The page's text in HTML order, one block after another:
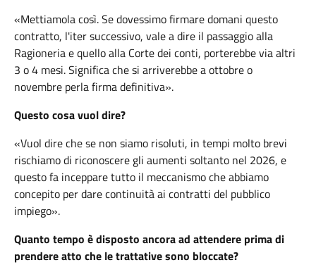
«Mettiamola così. Se dovessimo firmare domani questo
contratto, l'iter successivo, vale a dire il passaggio alla
Ragioneria e quello alla Corte dei conti, porterebbe via altri
3 o 4 mesi. Significa che si arriverebbe a ottobre o
novembre perla firma definitiva».
Questo cosa vuol dire?
«Vuol dire che se non siamo risoluti, in tempi molto brevi
rischiamo di riconoscere gli aumenti soltanto nel 2026, e
questo fa inceppare tutto il meccanismo che abbiamo
concepito per dare continuità ai contratti del pubblico
impiego».
Quanto tempo è disposto ancora ad attendere prima di
prendere atto che le trattative sono bloccate?